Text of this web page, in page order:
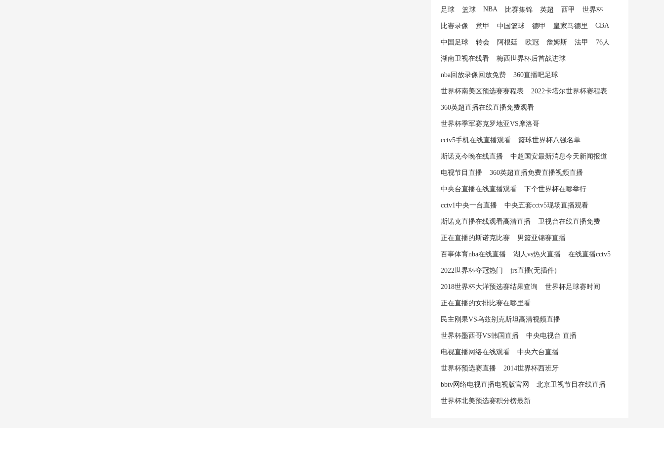
足球 篮球 NBA 比赛集锦 英超 西甲 世界杯
比赛录像 意甲 中国篮球 德甲 皇家马德里 CBA
中国足球 转会 阿根廷 欧冠 詹姆斯 法甲 76人
湖南卫视在线看 梅西世界杯后首战进球
nba回放录像回放免费 360直播吧足球
世界杯南美区预选赛赛程表 2022卡塔尔世界杯赛程表
360英超直播在线直播免费观看
世界杯季军赛克罗地亚VS摩洛哥
cctv5手机在线直播观看 篮球世界杯八强名单
斯诺克今晚在线直播 中超国安最新消息今天新闻报道
电视节目直播 360英超直播免费直播视频直播
中央台直播在线直播观看 下个世界杯在哪举行
cctv1中央一台直播 中央五套cctv5现场直播观看
斯诺克直播在线观看高清直播 卫视台在线直播免费
正在直播的斯诺克比赛 男篮亚锦赛直播
百事体育nba在线直播 湖人vs热火直播 在线直播cctv5
2022世界杯夺冠热门 jrs直播(无插件)
2018世界杯大洋预选赛结果查询 世界杯足球赛时间
正在直播的女排比赛在哪里看
民主刚果VS乌兹别克斯坦高清视频直播
世界杯墨西哥VS韩国直播 中央电视台 直播
电视直播网络在线观看 中央六台直播
世界杯预选赛直播 2014世界杯西班牙
bbtv网络电视直播电视版官网 北京卫视节目在线直播
世界杯北美预选赛积分榜最新